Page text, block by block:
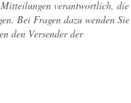
verantwortlich, die
Bei Fragen dazu wenden Sie
den Versender der